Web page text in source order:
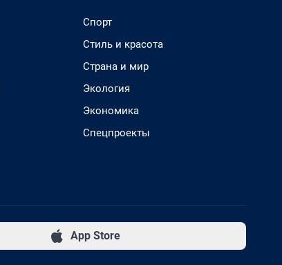
Спорт
Стиль и красота
Страна и мир
Экология
Экономика
Спецпроекты
App Store